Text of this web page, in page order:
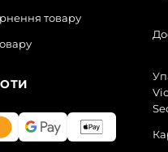
товару